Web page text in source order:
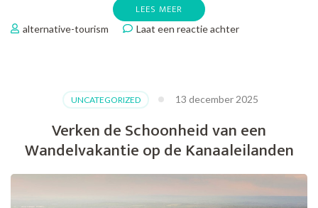
LEES MEER
alternative-tourism Laat een reactie achterop
Wall:
wandelen
in
Engeland
UNCATEGORIZED 13 december 2025
Verken de Schoonheid van een
Wandelvakantie op de Kanaaleilanden